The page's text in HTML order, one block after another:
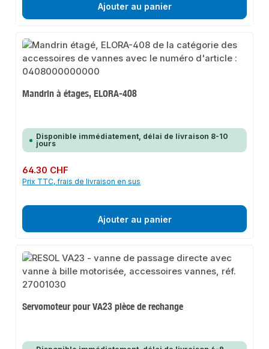
Ajouter au panier
Mandrin à étages, ELORA-408
Disponible immédiatement, délai de livraison 8-10
jours
Prix régulier :
64.30 CHF
Prix TTC, frais de livraison en sus
Ajouter au panier
Servomoteur pour VA23 pièce de rechange